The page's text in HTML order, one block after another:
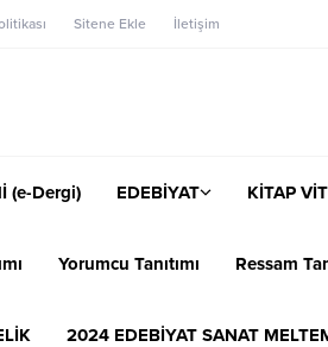
Sitene Ekle İletişim
(e-Dergi) EDEBİYAT KİTAP
Yorumcu Tanıtımı Ressam
2024 EDEBİYAT SANAT